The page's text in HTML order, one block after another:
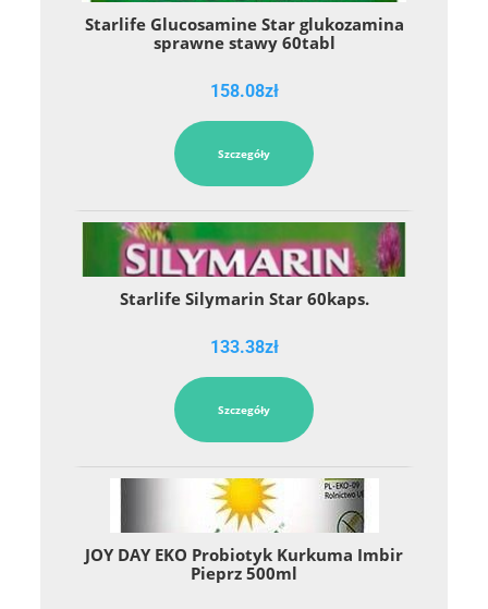
Starlife Glucosamine Star glukozamina
sprawne stawy 60tabl
158.08zł
Szczegóły
Starlife Silymarin Star 60kaps.
133.38zł
Szczegóły
JOY DAY EKO Probiotyk Kurkuma Imbir
Pieprz 500ml